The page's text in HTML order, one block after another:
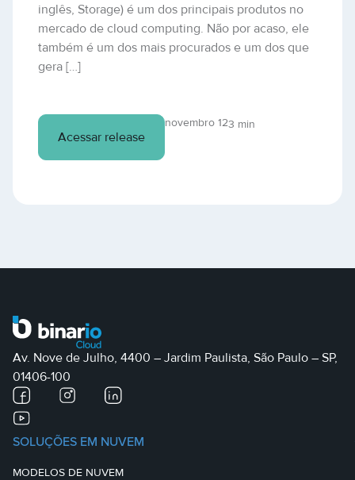
inglês, Storage) é um dos principais produtos no
mercado de cloud computing. Não por acaso, ele
também é um dos mais procurados e um dos que
gera […]
Acessar release
novembro 123 min
Av. Nove de Julho, 4400 – Jardim Paulista, São Paulo – SP,
01406-100
SOLUÇÕES EM NUVEM
MODELOS DE NUVEM